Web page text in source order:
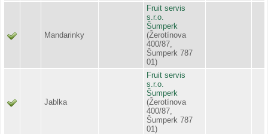
Mandarinky
Fruit servis
s.r.o.
Šumperk
(Žerotínova
400/87,
Šumperk 787
01)
Jablka
Fruit servis
s.r.o.
Šumperk
(Žerotínova
400/87,
Šumperk 787
01)